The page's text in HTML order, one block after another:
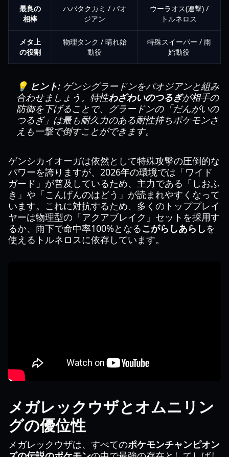
最良の
相棒
ハバタクカミ / パオ
ジアン
ウーラオス(連撃) /
トルネロス
メタ上
の役割
物理タンク / 晴れ始
動役
特殊スイーパー / 雨
始動役
💡 ヒント: ゲンシグラードンをパオジアンと組み
合わせましょう。特性わざわいのつるぎが相手の
防御を下げることで、グラードンの「だんがいの
つるぎ」は最も耐久力のある耐性持ちポケモンさ
えも一撃で倒すことができます。
ゲンシカイオーガは依然として特殊攻撃の圧倒的な
パワーを誇りますが、2026年の環境では「ワイド
ガード」が普及しているため、主力である「しおふ
き」や「こんげんのはどう」が読まれやすくなって
います。これに対抗するため、多くのトッププレイ
ヤーは物理型の「アクアブレイク」セットを採用す
るか、雨下で命中率100%となるこがらしあらしを
使えるトルネロスに依存しています。
メガレックウザとオムニリン
グの優位性
メガレックウザは、すべてのポケモンチャンピオン